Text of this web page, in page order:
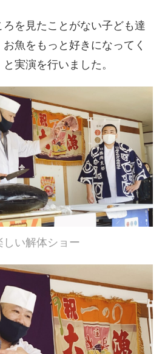
ろを見たことがない子ども達
魚をもっと好きになってく
実演を行いました。
い解体ショー